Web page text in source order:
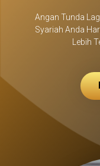
Angan Tunda
Syariah Anda
Lebih